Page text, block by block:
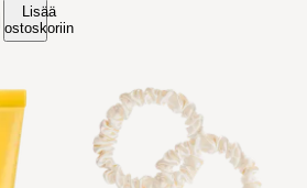
Lisää
ostoskoriin